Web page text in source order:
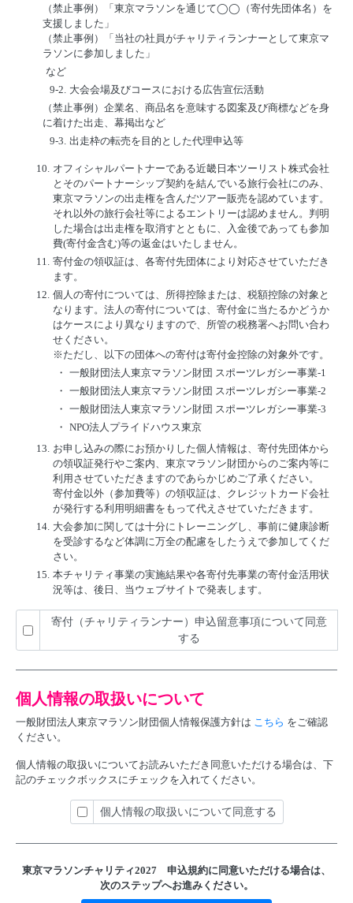
（禁止事例）「東京マラソンを通じて◯◯（寄付先団体名）を
支援しました」
（禁止事例）「当社の社員がチャリティランナーとして東京マ
ラソンに参加しました」
など
9-2. 大会会場及びコースにおける広告宣伝活動
（禁止事例）企業名、商品名を意味する図案及び商標などを身
に着けた出走、幕掲出など
9-3. 出走枠の転売を目的とした代理申込等
10. オフィシャルパートナーである近畿日本ツーリスト株式会社
とそのパートナーシップ契約を結んでいる旅行会社にのみ、
東京マラソンの出走権を含んだツアー販売を認めています。
それ以外の旅行会社等によるエントリーは認めません。判明
した場合は出走権を取消すとともに、入金後であっても参加
費(寄付金含む)等の返金はいたしません。
11. 寄付金の領収証は、各寄付先団体により対応させていただき
ます。
12. 個人の寄付については、所得控除または、税額控除の対象と
なります。法人の寄付については、寄付金に当たるかどうか
はケースにより異なりますので、所管の税務署へお問い合わ
せください。
※ただし、以下の団体への寄付は寄付金控除の対象外です。
・ 一般財団法人東京マラソン財団 スポーツレガシー事業-1
・ 一般財団法人東京マラソン財団 スポーツレガシー事業-2
・ 一般財団法人東京マラソン財団 スポーツレガシー事業-3
・ NPO法人プライドハウス東京
13. お申し込みの際にお預かりした個人情報は、寄付先団体から
の領収証発行やご案内、東京マラソン財団からのご案内等に
利用させていただきますのであらかじめご了承ください。
寄付金以外（参加費等）の領収証は、クレジットカード会社
が発行する利用明細書をもって代えさせていただきます。
14. 大会参加に関しては十分にトレーニングし、事前に健康診断
を受診するなど体調に万全の配慮をしたうえで参加してくだ
さい。
15. 本チャリティ事業の実施結果や各寄付先事業の寄付金活用状
況等は、後日、当ウェブサイトで発表します。
寄付（チャリティランナー）申込留意事項について同意
する
個人情報の取扱いについて
一般財団法人東京マラソン財団個人情報保護方針は こちら をご確認
ください。
個人情報の取扱いについてお読みいただき同意いただける場合は、下
記のチェックボックスにチェックを入れてください。
個人情報の取扱いについて同意する
東京マラソンチャリティ2027 申込規約に同意いただける場合は、
次のステップへお進みください。